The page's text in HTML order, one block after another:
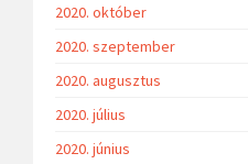
2020. október
2020. szeptember
2020. augusztus
2020. július
2020. június